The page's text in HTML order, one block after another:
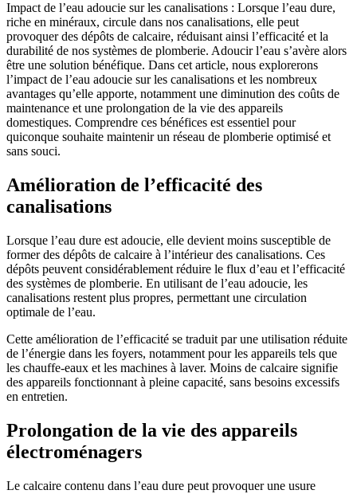
Impact de l’eau adoucie sur les canalisations : Lorsque l’eau dure,
riche en minéraux, circule dans nos canalisations, elle peut
provoquer des dépôts de calcaire, réduisant ainsi l’efficacité et la
durabilité de nos systèmes de plomberie. Adoucir l’eau s’avère alors
être une solution bénéfique. Dans cet article, nous explorerons
l’impact de l’eau adoucie sur les canalisations et les nombreux
avantages qu’elle apporte, notamment une diminution des coûts de
maintenance et une prolongation de la vie des appareils
domestiques. Comprendre ces bénéfices est essentiel pour
quiconque souhaite maintenir un réseau de plomberie optimisé et
sans souci.
Amélioration de l’efficacité des
canalisations
Lorsque l’eau dure est adoucie, elle devient moins susceptible de
former des dépôts de calcaire à l’intérieur des canalisations. Ces
dépôts peuvent considérablement réduire le flux d’eau et l’efficacité
des systèmes de plomberie. En utilisant de l’eau adoucie, les
canalisations restent plus propres, permettant une circulation
optimale de l’eau.
Cette amélioration de l’efficacité se traduit par une utilisation réduite
de l’énergie dans les foyers, notamment pour les appareils tels que
les chauffe-eaux et les machines à laver. Moins de calcaire signifie
des appareils fonctionnant à pleine capacité, sans besoins excessifs
en entretien.
Prolongation de la vie des appareils
électroménagers
Le calcaire contenu dans l’eau dure peut provoquer une usure